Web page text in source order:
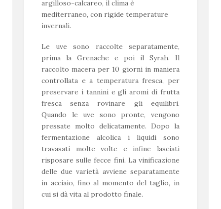
argilloso-calcareo, il clima è
mediterraneo, con rigide temperature
invernali.
Le uve sono raccolte separatamente,
prima la Grenache e poi il Syrah. Il
raccolto macera per 10 giorni in maniera
controllata e a temperatura fresca, per
preservare i tannini e gli aromi di frutta
fresca senza rovinare gli equilibri.
Quando le uve sono pronte, vengono
pressate molto delicatamente. Dopo la
fermentazione alcolica i liquidi sono
travasati molte volte e infine lasciati
risposare sulle fecce fini. La vinificazione
delle due varietà avviene separatamente
in acciaio, fino al momento del taglio, in
cui si dà vita al prodotto finale.